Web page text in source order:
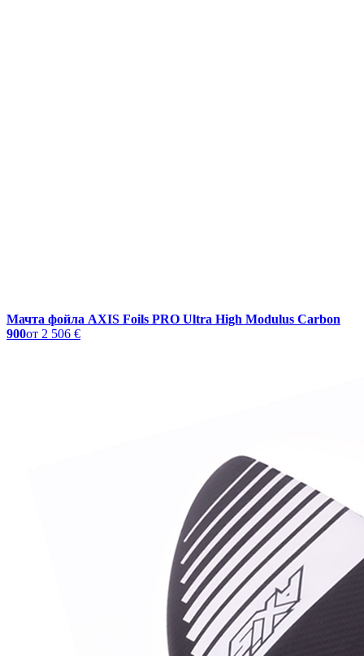
Мачта фойла AXIS Foils PRO Ultra High Modulus Carbon
900от 2 506 €